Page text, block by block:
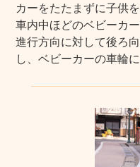
カーをたたまずに子供
車内中ほどのベビーカ
進行方向に対して後ろ
し、ベビーカーの車輪